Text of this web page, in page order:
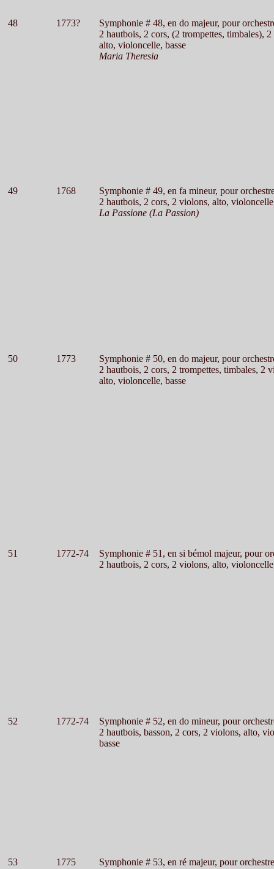
48 1773?
Symphonie # 48, en do majeur, pour
2 hautbois, 2 cors, (2 trompettes, timbales),
alto, violoncelle, basse
Maria Theresia
49 1768
Symphonie # 49, en fa mineur, pour
2 hautbois, 2 cors, 2 violons, alto,
La Passione (La Passion)
50 1773
Symphonie # 50, en do majeur, pour
2 hautbois, 2 cors, 2 trompettes, timbales, 2
alto, violoncelle, basse
51 1772-74
Symphonie # 51, en si bémol majeur, pour
2 hautbois, 2 cors, 2 violons, alto,
52 1772-74
Symphonie # 52, en do mineur, pour
2 hautbois, basson, 2 cors, 2 violons, alto,
basse
53 1775
Symphonie # 53, en ré majeur, pour orchestre